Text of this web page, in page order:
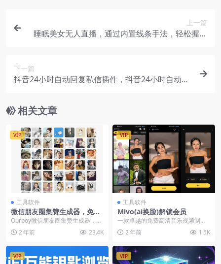
上一篇
睡眠美女无人直播，通过内置线条手法，轻松握住
下一篇
抖音24小时自动回复私信插件，抖音24小时自动回
相关文章
VIP
工具软件
微信朋友圈集赞生成器，免费
无广告，一键生成集赞截图
Ourboy微信朋友圈集赞生成器，免
费无广告，一键生成集赞截图截图
生成工具是一个...
2 年前 23.4K
VIP
工具软件
Mivo(ai换脸)解锁会员
一款卓越的免费高清音乐视频制作
器和效果照片幻灯片制作器，它融
合了面部效果、AI换...
2 年前 1.5K
VIP VIP